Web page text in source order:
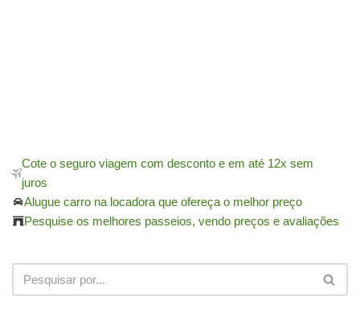
Cote o seguro viagem com desconto e em até 12x sem
juros
Alugue carro na locadora que ofereça o melhor preço
Pesquise os melhores passeios, vendo preços e avaliações